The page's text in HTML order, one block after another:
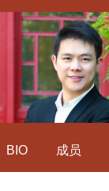
BIO 成员